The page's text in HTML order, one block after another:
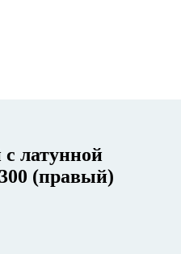
латунной
(правый)